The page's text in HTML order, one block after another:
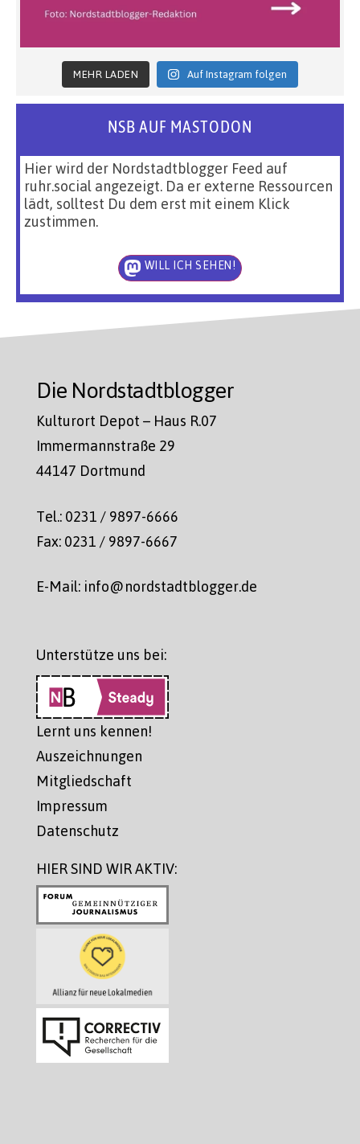
MEHR LADEN Auf Instagram folgen
NSB AUF MASTODON
Hier wird der Nordstadtblogger Feed auf
ruhr.social angezeigt. Da er externe Ressourcen
lädt, solltest Du dem erst mit einem Klick
zustimmen.
WILL ICH SEHEN!
Die Nordstadtblogger
Kulturort Depot – Haus R.07
Immermannstraße 29
44147 Dortmund
Tel.: 0231 / 9897-6666
Fax: 0231 / 9897-6667
E-Mail: info@nordstadtblogger.de
Unterstütze uns bei:
Lernt uns kennen!
Auszeichnungen
Mitgliedschaft
Impressum
Datenschutz
HIER SIND WIR AKTIV: